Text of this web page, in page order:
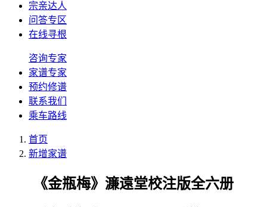
宗亲达人
问答专区
在线寻根
咨询专家
家谱专家
预约修谱
联系我们
乘车路线
首页
新增家谱
《金瓶梅》濂遠堂校注版全六册